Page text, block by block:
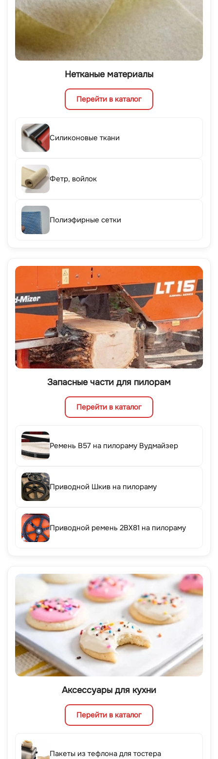
Нетканые материалы
Перейти в каталог
Силиконовые ткани
Фетр, войлок
Полиэфирные сетки
Запасные части для пилорам
Перейти в каталог
Ремень B57 на пилораму Вудмайзер
Приводной Шкив на пилораму
Приводной ремень 2BX81 на пилораму
Аксессуары для кухни
Перейти в каталог
Пакеты из тефлона для тостера